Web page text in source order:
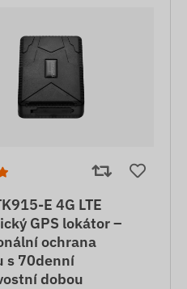
E 4G LTE
GPS lokátor –
ochrana
s 70denní
dobou